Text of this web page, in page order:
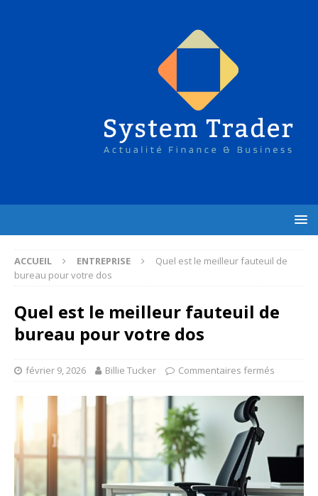
ACCUEIL ENTREPRISE
Quel est le meilleur fauteuil de
bureau pour votre dos
Quel est le meilleur fauteuil de
bureau pour votre dos
février 9, 2026 Billie Tucker Commentaires fermés